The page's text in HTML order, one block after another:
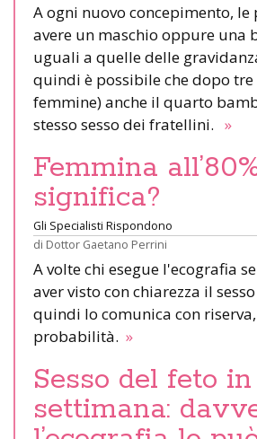
A ogni nuovo concepimento,
avere un maschio oppure una
uguali a quelle delle
quindi è possibile che dopo tre
femmine) anche il quarto
stesso sesso dei fratellini. »
Femmina
significa?
Gli Specialisti Rispondono
di Dottor Gaetano Perrini
A volte chi esegue l'ecografia
aver visto con chiarezza il
quindi lo comunica con
probabilità. »
Sesso del feto in
settimana: